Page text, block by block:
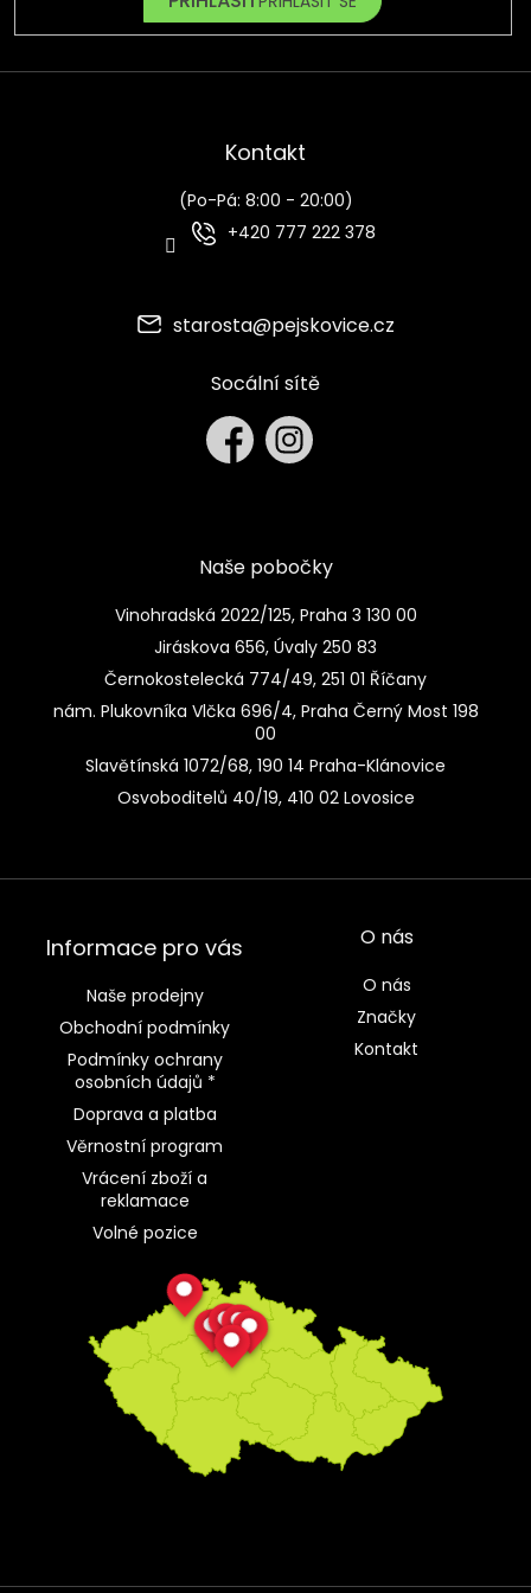
Kontakt
(Po-Pá: 8:00 - 20:00)
+420 777 222 378
starosta@pejskovice.cz
Socální sítě
Naše pobočky
Vinohradská 2022/125, Praha 3 130 00
Jiráskova 656, Úvaly 250 83
Černokostelecká 774/49, 251 01 Říčany
nám. Plukovníka Vlčka 696/4, Praha Černý Most 198
00
Slavětínská 1072/68, 190 14 Praha-Klánovice
Osvoboditelů 40/19, 410 02 Lovosice
Informace pro vás
Naše prodejny
Obchodní podmínky
Podmínky ochrany
osobních údajů *
Doprava a platba
Věrnostní program
Vrácení zboží a
reklamace
Volné pozice
O nás
O nás
Značky
Kontakt